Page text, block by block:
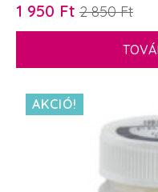
2 850Ft
Original
850 Ft.
1 950 Ft
Current
950 Ft.
AKCIÓ!